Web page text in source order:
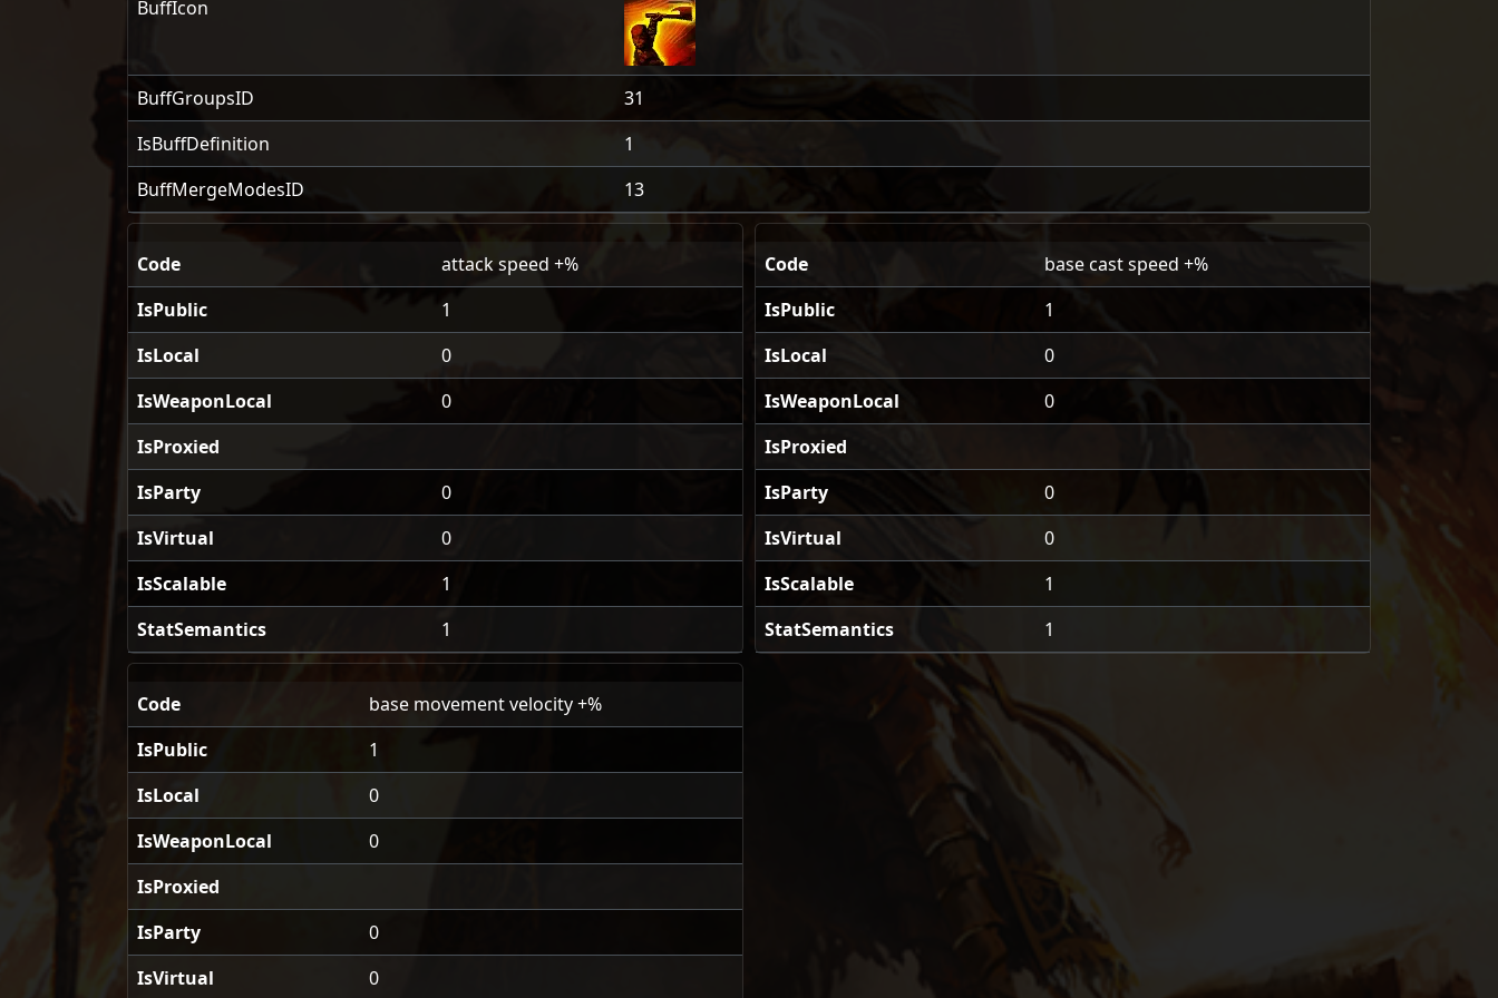
BuffIcon
BuffGroupsID
31
IsBuffDefinition
1
BuffMergeModesID
13
Code
attack speed +%
IsPublic
1
IsLocal
0
IsWeaponLocal
0
IsProxied
IsParty
0
IsVirtual
0
IsScalable
1
StatSemantics
1
Code
base cast speed +%
IsPublic
1
IsLocal
0
IsWeaponLocal
0
IsProxied
IsParty
0
IsVirtual
0
IsScalable
1
StatSemantics
1
Code
base movement velocity +%
IsPublic
1
IsLocal
0
IsWeaponLocal
0
IsProxied
IsParty
0
IsVirtual
0